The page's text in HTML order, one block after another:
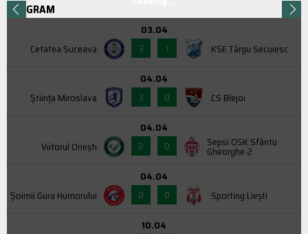
PROGRAM
Cetatea Suceava
03.04
3
1 KSE Târgu Secuiesc
Știința Miroslava
04.04
3
0 CS Blejoi
Viitorul Onești
04.04
2
0 Sepsi OSK Sfântu
Gheorghe 2
Şoimii Gura Humorului
04.04
0
0 Sporting Liești
10.04